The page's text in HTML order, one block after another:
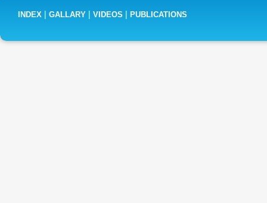
INDEX | GALLARY | VIDEOS | PUBLICATIONS